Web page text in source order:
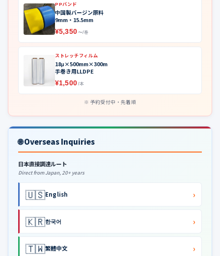
PPバンド
中国製バージン原料
9mm・15.5mm
¥5,350 〜/巻
ストレッチフィルム
18μ×500mm×300m
手巻き用LLDPE
¥1,500 /本
予約受付中・先着順
🌐 Overseas Inquiries
日本直接調達ルート
Direct from Japan, 20+ years
🇺🇸English ›
🇰🇷한국어 ›
🇹🇼繁體中文 ›